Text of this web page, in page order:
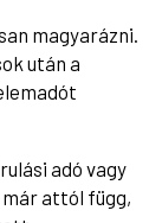
magyarázni.
után a
adó vagy
attól függ,